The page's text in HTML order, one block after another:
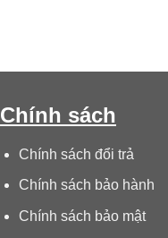
Chính sách
Chính sách đổi trả
Chính sách bảo hành
Chính sách bảo mật